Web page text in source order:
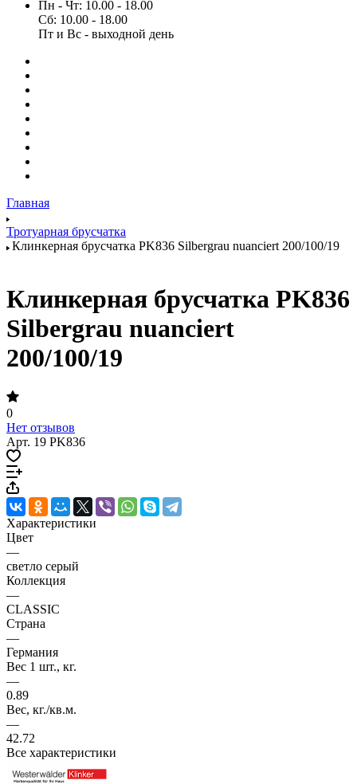
Пн - Чт: 10.00 - 18.00
Сб: 10.00 - 18.00
Пт и Вс - выходной день
Главная
Тротуарная брусчатка
Клинкерная брусчатка PK836 Silbergrau nuanciert 200/100/19
Клинкерная брусчатка PK836
Silbergrau nuanciert
200/100/19
0
Нет отзывов
Арт. 19 PK836
Характеристики
Цвет
—
светло серый
Коллекция
—
CLASSIC
Страна
—
Германия
Вес 1 шт., кг.
—
0.89
Вес, кг./кв.м.
—
42.72
Все характеристики